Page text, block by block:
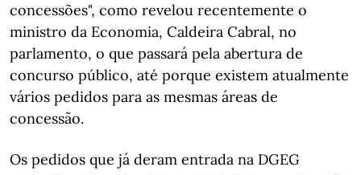
concessões", como revelou recentemente o
ministro da Economia, Caldeira Cabral, no
parlamento, o que passará pela abertura de
concurso público, até porque existem atualmente
vários pedidos para as mesmas áreas de
concessão.
Os pedidos que já deram entrada na DGEG